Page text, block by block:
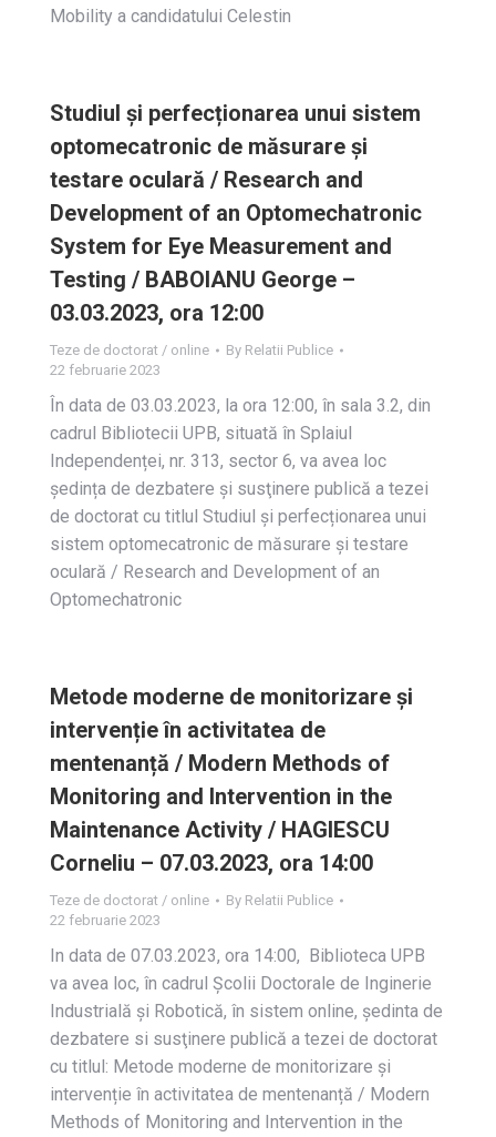
Mobility a candidatului Celestin
Studiul și perfecționarea unui sistem
optomecatronic de măsurare și
testare oculară / Research and
Development of an Optomechatronic
System for Eye Measurement and
Testing / BABOIANU George –
03.03.2023, ora 12:00
Teze de doctorat / online By Relatii Publice
22 februarie 2023
În data de 03.03.2023, la ora 12:00, în sala 3.2, din
cadrul Bibliotecii UPB, situată în Splaiul
Independenței, nr. 313, sector 6, va avea loc
ședința de dezbatere și susţinere publică a tezei
de doctorat cu titlul Studiul și perfecționarea unui
sistem optomecatronic de măsurare și testare
oculară / Research and Development of an
Optomechatronic
Metode moderne de monitorizare și
intervenție în activitatea de
mentenanță / Modern Methods of
Monitoring and Intervention in the
Maintenance Activity / HAGIESCU
Corneliu – 07.03.2023, ora 14:00
Teze de doctorat / online By Relatii Publice
22 februarie 2023
In data de 07.03.2023, ora 14:00, Biblioteca UPB
va avea loc, în cadrul Școlii Doctorale de Inginerie
Industrială și Robotică, în sistem online, ședinta de
dezbatere si susţinere publică a tezei de doctorat
cu titlul: Metode moderne de monitorizare și
intervenție în activitatea de mentenanță / Modern
Methods of Monitoring and Intervention in the